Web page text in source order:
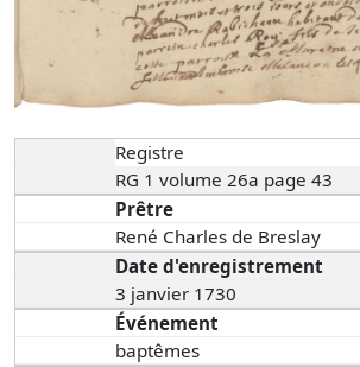
Registre
RG 1 volume 26a page 43
Prêtre
René Charles de Breslay
Date d'enregistrement
3 janvier 1730
Événement
baptêmes